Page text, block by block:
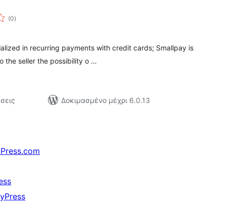
(0αξιολογήσεις
σύνολο
)
in recurring payments with credit cards; Smallpay is
the seller the possibility o …
Δοκιμασμένο μέχρι 6.0.13